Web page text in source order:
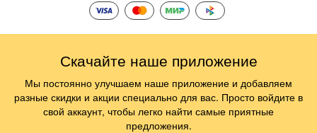
Скачайте наше приложение
Мы постоянно улучшаем наше приложение и добавляем
разные скидки и акции специально для вас. Просто войдите в
свой аккаунт, чтобы легко найти самые приятные
предложения.